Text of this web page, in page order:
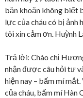
băn khoăn không biết
lực của cháu có bị ảnh
tôi xin cảm ơn. Huỳnh
Trả lời: Chào chị
nhận được câu hỏi tư
hiện nay – bấm mí
của cháu, bấm mí Hàn